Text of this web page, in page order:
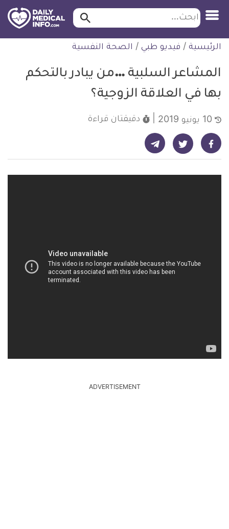
التخطي
للمحتوى
ابحث ابحث…
الرئيسية / فيديو طبي / الصحة النفسية
المشاعر السلبية …من يبادر بالتحكم
بها في العلاقة الزوجية؟
دقيقتان قراءة
شارك على فيسبوك - ديلي ميديكال انفو شارك على تويتر - ديلي ميديكال انفو شارك على تيليجرام - ديلي ميديكال انفو
ADVERTISEMENT